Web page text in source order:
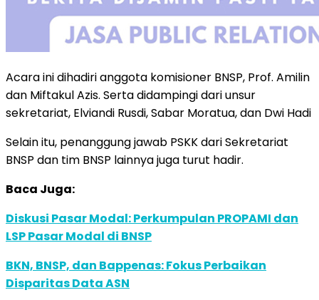
Acara ini dihadiri anggota komisioner BNSP, Prof. Amilin
dan Miftakul Azis. Serta didampingi dari unsur
sekretariat, Elviandi Rusdi, Sabar Moratua, dan Dwi Hadi
Selain itu, penanggung jawab PSKK dari Sekretariat
BNSP dan tim BNSP lainnya juga turut hadir.
Baca Juga:
Diskusi Pasar Modal: Perkumpulan PROPAMI dan
LSP Pasar Modal di BNSP
BKN, BNSP, dan Bappenas: Fokus Perbaikan
Disparitas Data ASN